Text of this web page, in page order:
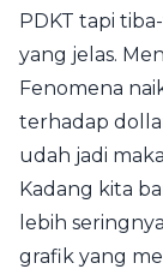
PDKT tapi
yang jelas.
Fenomena
terhadap
udah jadi
Kadang kita
lebih
grafik yang